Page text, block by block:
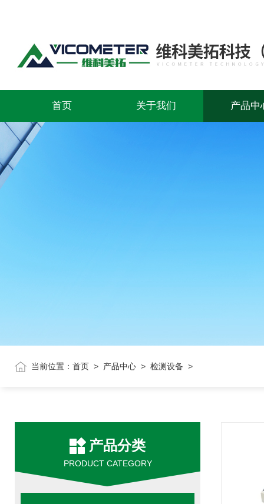
首页 关于我们 产品中
当前位置： 首页 > 产品中心 > 检测设备 >
产品分类
PRODUCT CATEGORY